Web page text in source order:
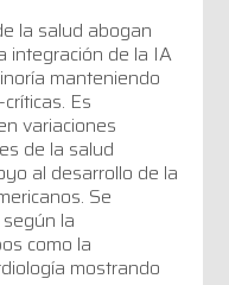
la salud abogan
integración de la IA
manteniendo
Es
variaciones
de la salud
al desarrollo de la
Se
la
como la
mostrando